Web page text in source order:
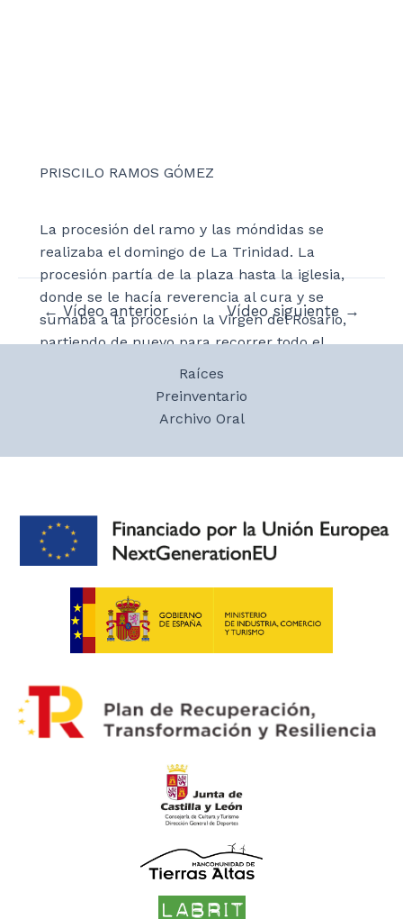
PRISCILO RAMOS GÓMEZ
La procesión del ramo y las móndidas se
realizaba el domingo de La Trinidad. La
procesión partía de la plaza hasta la iglesia,
donde se le hacía reverencia al cura y se
sumaba a la procesión la Virgen del Rosario,
partiendo de nuevo para recorrer todo el
pueblo. A la tarde, se cantaba la Salve en latín
y se acudía a la plaza para meter el ramo en
el Ayuntamiento por una ventana. El ramo era
de a Trinidad adornado con roscos y panes.
los roscos del ramo para lanzarlo desde la
ventana. Abajo, el pueblo dividido en barrios
aguardaba a que arrojasen el ramo,
compitiendo por cogerlo.
Navegación
← Vídeo anterior Vídeo siguiente →
Raíces
Preinventario
Archivo Oral